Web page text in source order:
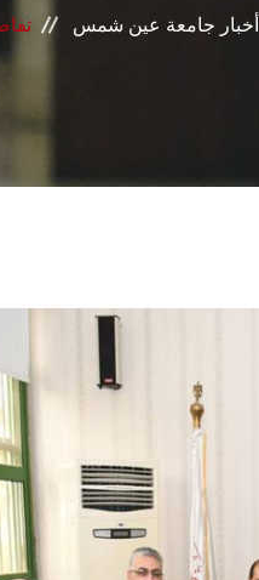
أخبار جامعة عين شمس